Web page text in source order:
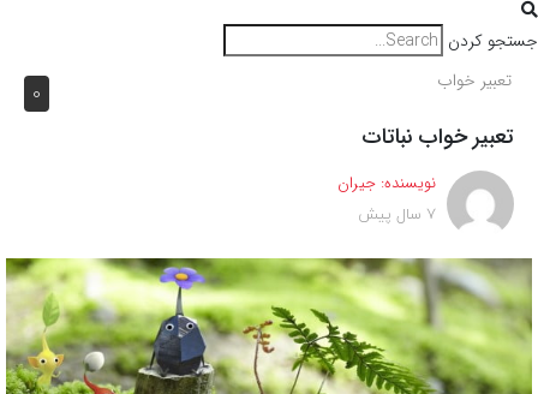
جستجو کردن
0 تعبیر خواب
تعبیر خواب نباتات
نویسنده: جیران
7 سال پیش